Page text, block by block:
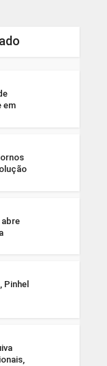
em
Pinhel